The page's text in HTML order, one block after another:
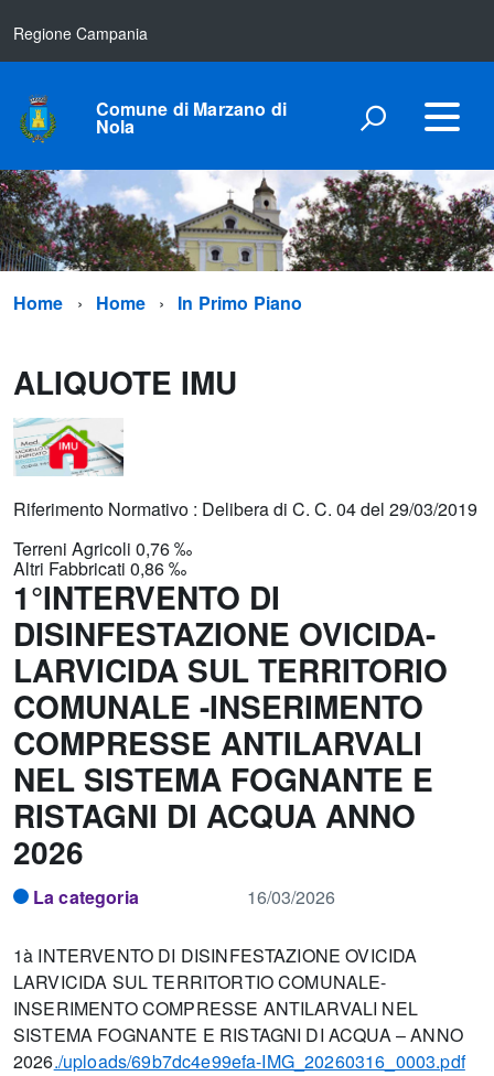
Regione Campania
Comune di Marzano di
Nola
Home Home In Primo Piano
ALIQUOTE IMU
Riferimento Normativo : Delibera di C. C. 04 del 29/03/2019
Terreni Agricoli 0,76 ‰
Altri Fabbricati 0,86 ‰
1°INTERVENTO DI
DISINFESTAZIONE OVICIDA-
LARVICIDA SUL TERRITORIO
COMUNALE -INSERIMENTO
COMPRESSE ANTILARVALI
NEL SISTEMA FOGNANTE E
RISTAGNI DI ACQUA ANNO
2026
La categoria 16/03/2026
1à INTERVENTO DI DISINFESTAZIONE OVICIDA
LARVICIDA SUL TERRITORTIO COMUNALE-
INSERIMENTO COMPRESSE ANTILARVALI NEL
SISTEMA FOGNANTE E RISTAGNI DI ACQUA – ANNO
2026./uploads/69b7dc4e99efa-IMG_20260316_0003.pdf